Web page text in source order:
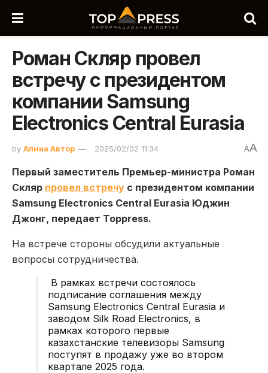
Роман Скляр провел
встречу с президентом
компании Samsung
Electronics Central Eurasia
by Алина Автор 2025/02/02 11:34 AA
Первый заместитель Премьер-министра Роман
Скляр провел встречу с президентом компании
Samsung Electronics Central Eurasia Юджин
Джонг, передает Toppress.
На встрече стороны обсудили актуальные
вопросы сотрудничества.
В рамках встречи состоялось
подписание соглашения между
Samsung Electronics Central Eurasia и
заводом Silk Road Electronics, в
рамках которого первые
казахстанские телевизоры Samsung
поступят в продажу уже во втором
квартале 2025 года.